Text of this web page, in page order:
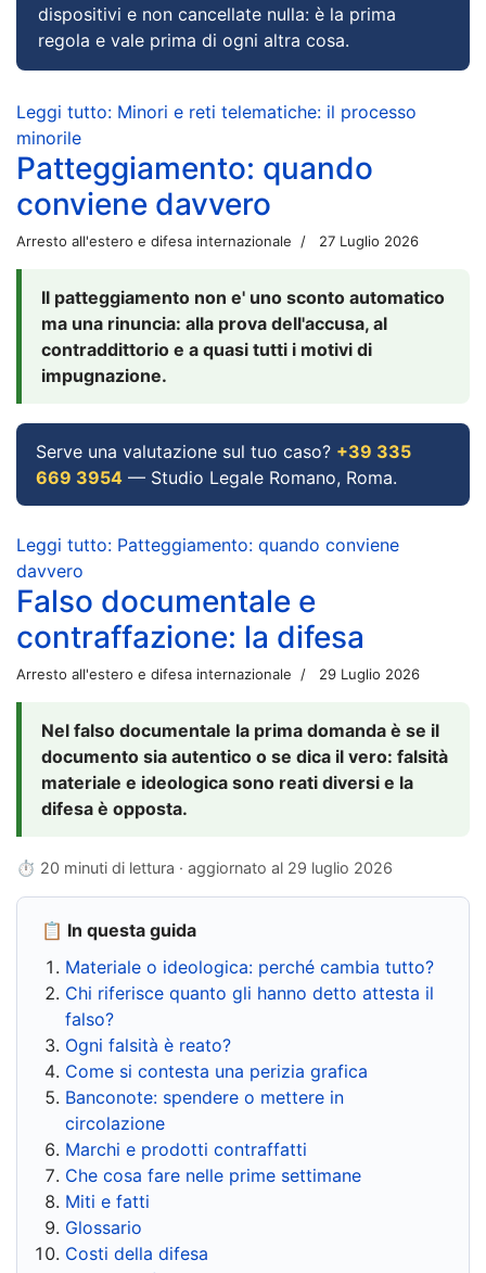
dispositivi e non cancellate nulla: è la prima
regola e vale prima di ogni altra cosa.
Leggi tutto: Minori e reti telematiche: il processo
minorile
Patteggiamento: quando
conviene davvero
Arresto all'estero e difesa internazionale 27 Luglio 2026
Il patteggiamento non e' uno sconto automatico
ma una rinuncia: alla prova dell'accusa, al
contraddittorio e a quasi tutti i motivi di
impugnazione.
Serve una valutazione sul tuo caso? +39 335
669 3954 — Studio Legale Romano, Roma.
Leggi tutto: Patteggiamento: quando conviene
davvero
Falso documentale e
contraffazione: la difesa
Arresto all'estero e difesa internazionale 29 Luglio 2026
Nel falso documentale la prima domanda è se il
documento sia autentico o se dica il vero: falsità
materiale e ideologica sono reati diversi e la
difesa è opposta.
⏱ 20 minuti di lettura · aggiornato al 29 luglio 2026
📋 In questa guida
Materiale o ideologica: perché cambia tutto?
Chi riferisce quanto gli hanno detto attesta il
falso?
Ogni falsità è reato?
Come si contesta una perizia grafica
Banconote: spendere o mettere in
circolazione
Marchi e prodotti contraffatti
Che cosa fare nelle prime settimane
Miti e fatti
Glossario
Costi della difesa